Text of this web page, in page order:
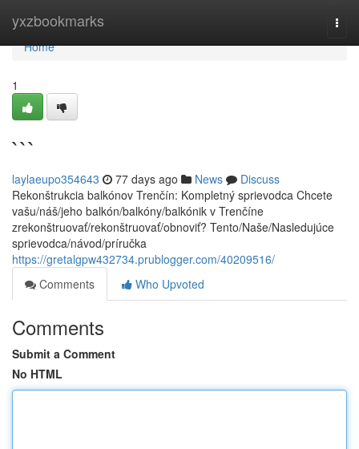
yxzbookmarks
Home
Home
1
```
laylaeupo354643 77 days ago News
Discuss
Rekonštrukcia balkónov Trenčín: Kompletný sprievodca Chcete
vašu/náš/jeho balkón/balkóny/balkónik v Trenčíne
zrekonštruovať/rekonštruovať/obnoviť? Tento/Naše/Nasledujúce
sprievodca/návod/príručka
https://gretalgpw432734.prublogger.com/40209516/
Comments
Who Upvoted
Comments
Submit a Comment
No HTML